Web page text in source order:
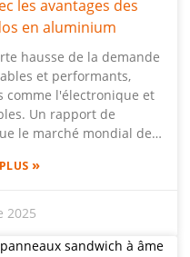
en mousse
claire des atouts et des
j'espère vous donner
le mieux adapté à
Croyez-moi, c'est une
!
les avantages des
en aluminium
hausse de la demande
et performants,
comme l'électronique et
Un rapport de
le marché mondial des
environ 7,5 milliards de
Beihai Composite
l'un des leaders dans
de mousse d'aluminium
»
2025